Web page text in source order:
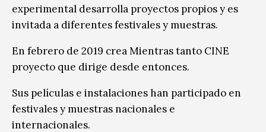
experimental desarrolla proyectos propios y es
invitada a diferentes festivales y muestras.
En febrero de 2019 crea Mientras tanto CINE
proyecto que dirige desde entonces.
Sus películas e instalaciones han participado en
festivales y muestras nacionales e
internacionales.